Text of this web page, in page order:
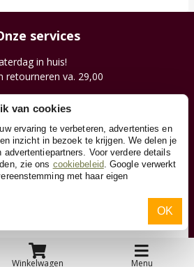
Winkelwagen Menu
services
in huis!
retourneren va. 29,00
van cookies
ervaring te verbeteren, advertenties en
inzicht in bezoek te krijgen. We delen je
Voor verdere details
zie ons cookiebeleid. Google verwerkt
met haar eigen
OK